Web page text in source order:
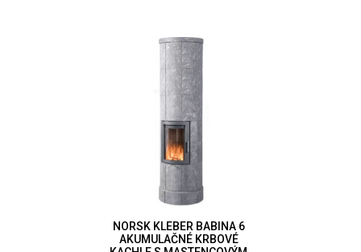
NORSK KLEBER BABINA 6
AKUMULAČNÉ KRBOVÉ